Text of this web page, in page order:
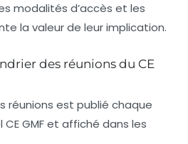
modalités d’accès et les
la valeur de leur implication.
des réunions du CE
réunions est publié chaque
GMF et affiché dans les